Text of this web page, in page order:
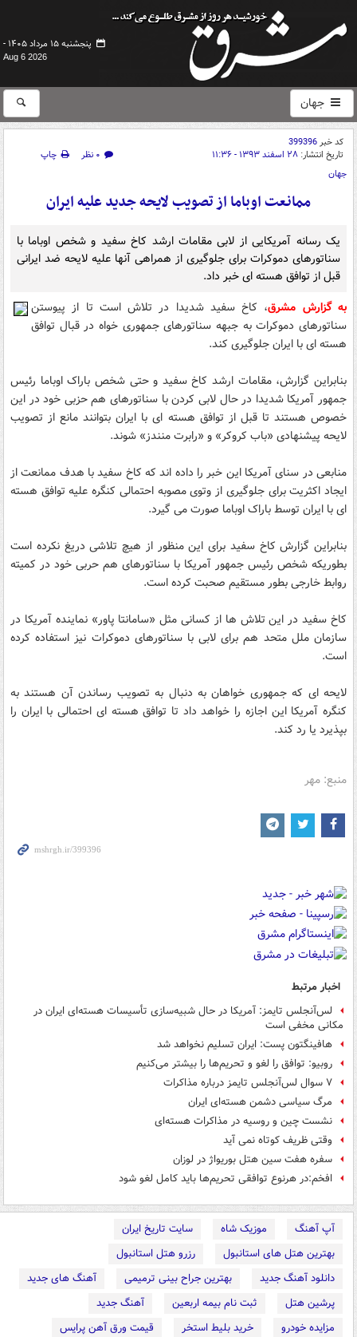
پنجشنبه ۱۵ مرداد ۱۴۰۵ -
Aug 6 2026
جهان
کد خبر399396
تاریخ انتشار: ۲۸ اسفند ۱۳۹۳ - ۱۱:۳۶ ۰ نظر
چاپ
جهان
ممانعت اوباما از تصویب لایحه جدید علیه ایران
یک رسانه آمریکایی از لابی مقامات ارشد کاخ سفید و شخص اوباما با
سناتورهای دموکرات برای جلوگیری از همراهی آنها علیه لایحه ضد ایرانی
قبل از توافق هسته ای خبر داد.
به گزارش مشرق، کاخ سفید شدیدا در تلاش است تا از پیوستن
سناتورهای دموکرات به جبهه سناتورهای جمهوری خواه در قبال توافق
هسته ای با ایران جلوگیری کند.
بنابراین گزارش، مقامات ارشد کاخ سفید و حتی شخص باراک اوباما رئیس
جمهور آمریکا شدیدا در حال لابی کردن با سناتورهای هم حزبی خود در این
خصوص هستند تا قبل از توافق هسته ای با ایران بتوانند مانع از تصویب
لایحه پیشنهادی «باب کروکر» و «رابرت منندز» شوند.
منابعی در سنای آمریکا این خبر را داده اند که کاخ سفید با هدف ممانعت از
ایجاد اکثریت برای جلوگیری از وتوی مصوبه احتمالی کنگره علیه توافق هسته
ای با ایران توسط باراک اوباما صورت می گیرد.
بنابراین گزارش کاخ سفید برای این منظور از هیچ تلاشی دریغ نکرده است
بطوریکه شخص رئیس جمهور آمریکا با سناتورهای هم حربی خود در کمیته
روابط خارجی بطور مستقیم صحبت کرده است.
کاخ سفید در این تلاش ها از کسانی مثل «سامانتا پاور» نماینده آمریکا در
سازمان ملل متحد هم برای لابی با سناتورهای دموکرات نیز استفاده کرده
است.
لایحه ای که جمهوری خواهان به دنبال به تصویب رساندن آن هستند به
کنگره آمریکا این اجازه را خواهد داد تا توافق هسته ای احتمالی با ایران را
بپذیرد یا رد کند.
منبع: مهر
اخبار مرتبط
لس‌آنجلس تایمز: آمریکا در حال شبیه‌سازی تأسیسات هسته‌‌ای ایران در
مکانی مخفی است
هافینگتون پست: ایران تسلیم نخواهد شد
روبیو: توافق را لغو و تحریم‌ها را بیشتر می‌کنیم
۷ سوال لس‌آنجلس تایمز درباره مذاکرات
مرگ سیاسی دشمن هسته‌ای ایران
نشست چین و روسیه در مذاکرات هسته‌ای
وقتی ظریف کوتاه نمی آید
سفره هفت سین هتل بوریواژ در لوزان
افخم:در هرنوع توافقی تحریم‌ها باید کامل لغو شود
آپ آهنگ موزیک شاه
سایت تاریخ ایران
بهترین هتل های استانبول
رزرو هتل استانبول
دانلود آهنگ جدید
بهترین جراح بینی ترمیمی
آهنگ های جدید
پرشین هتل
ثبت نام بیمه اربعین
آهنگ جدید
مزایده خودرو
خرید بلیط استخر
قیمت ورق آهن پرایس